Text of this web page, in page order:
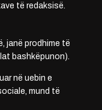
të redaksisë.
janë prodhime të
bashkëpunon).
në uebin e
mund të